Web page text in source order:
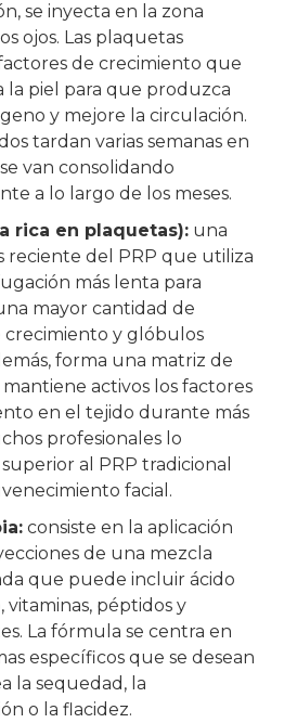
se inyecta en la zona
ojos. Las plaquetas
de crecimiento que
la piel para que produzca
y mejore la circulación.
tardan varias semanas en
van consolidando
a lo largo de los meses.
rica en plaquetas): una
reciente del PRP que utiliza
más lenta para
mayor cantidad de
crecimiento y glóbulos
forma una matriz de
activos los factores
en el tejido durante más
profesionales lo
al PRP tradicional
facial.
consiste en la aplicación
de una mezcla
que puede incluir ácido
vitaminas, péptidos y
La fórmula se centra en
específicos que se desean
la sequedad, la
o la flacidez.